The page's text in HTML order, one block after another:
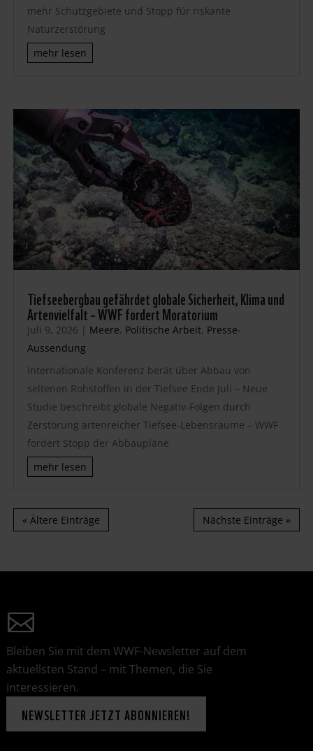
mehr Schutzgebiete und Stopp für riskante
Naturzerstörung
mehr lesen
Tiefseebergbau gefährdet globale Sicherheit, Klima und
Artenvielfalt – WWF fordert Moratorium
Juli 9, 2026 | Meere, Politische Arbeit, Presse-
Aussendung
Internationale Konferenz berät über Abbau von
seltenen Rohstoffen in der Tiefsee Ende Juli – Neue
Studie beschreibt globale Negativ-Folgen durch
Zerstörung artenreicher Tiefsee-Lebensräume – WWF
fordert Stopp der Abbaupläne
mehr lesen
« Ältere Einträge Nächste Einträge »
Bleiben Sie mit dem WWF-Newsletter auf dem
aktuellsten Stand – mit Themen, die Sie
interessieren.
NEWSLETTER JETZT ABONNIEREN!